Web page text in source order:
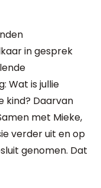
in gesprek
Wat is jullie
kind? Daarvan
met Mieke,
verder uit en op
genomen. Dat